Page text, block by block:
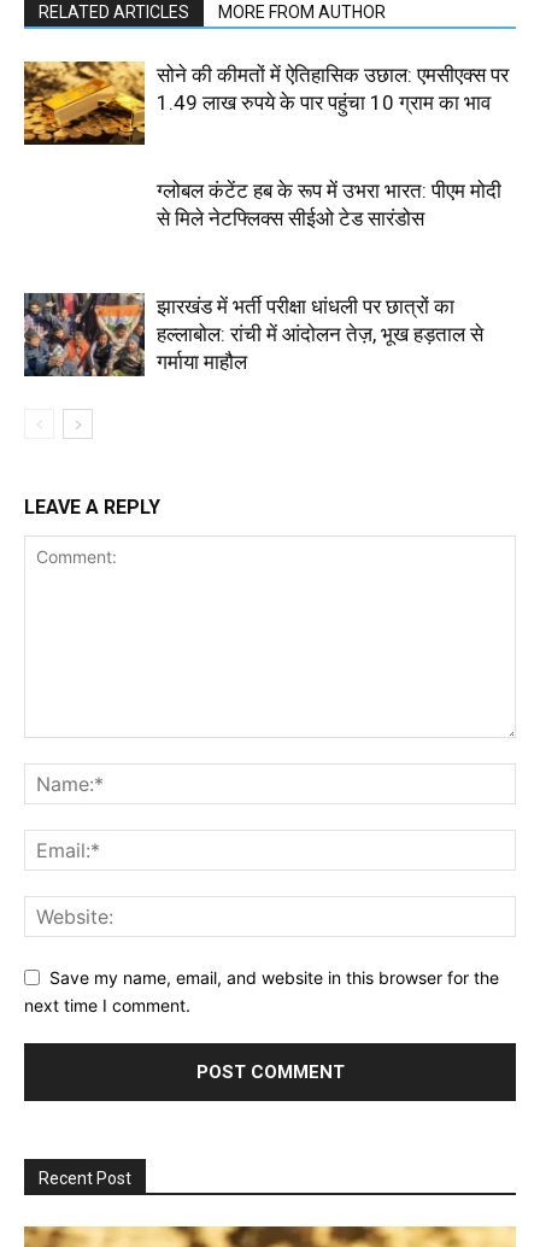
RELATED ARTICLES MORE FROM AUTHOR
सोने की कीमतों में ऐतिहासिक उछाल: एमसीएक्स पर
1.49 लाख रुपये के पार पहुंचा 10 ग्राम का भाव
ग्लोबल कंटेंट हब के रूप में उभरा भारत: पीएम मोदी
से मिले नेटफ्लिक्स सीईओ टेड सारंडोस
झारखंड में भर्ती परीक्षा धांधली पर छात्रों का
हल्लाबोल: रांची में आंदोलन तेज़, भूख हड़ताल से
गर्माया माहौल
LEAVE A REPLY
Save my name, email, and website in this browser for the
next time I comment.
Recent Post